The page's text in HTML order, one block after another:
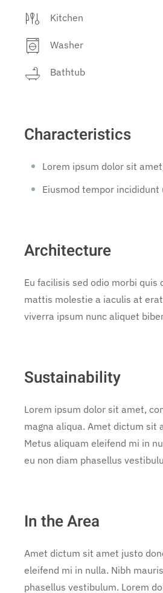
Kitchen
Washer
Bathtub
Characteristics
Lorem ipsum dolor sit
Eiusmod tempor
Architecture
Eu facilisis sed odio morbi
mattis molestie a iaculis at
viverra ipsum nunc aliquet
Sustainability
Lorem ipsum dolor sit amet,
magna aliqua. Amet dictum sit
Metus aliquam eleifend mi in
eu non diam phasellus
In the Area
Amet dictum sit amet justo
eleifend mi in nulla. Nibh
phasellus vestibulum. Lorem